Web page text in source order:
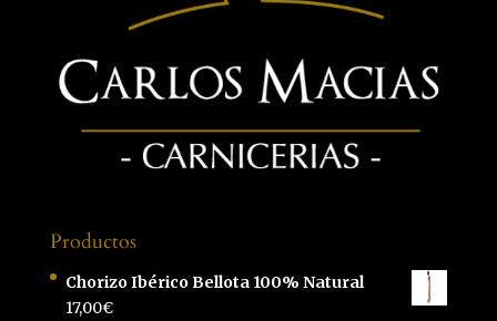
Productos
Chorizo Ibérico Bellota 100% Natural
17,00€